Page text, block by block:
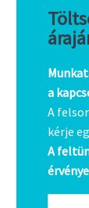
a
A
kérje
A